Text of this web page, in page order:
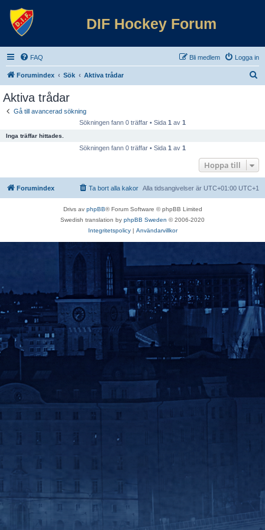
DIF Hockey Forum
FAQ Logga in
Bli medlem
Forumindex Sök Aktiva trådar
Aktiva trådar
Gå till avancerad sökning
Sökningen fann 0 träffar • Sida 1 av 1
Inga träffar hittades.
Sökningen fann 0 träffar • Sida 1 av 1
Hoppa till
Forumindex Alla tidsangivelser är UTC+01:00 UTC+1
Ta bort alla kakor
Drivs av phpBB® Forum Software © phpBB Limited
Swedish translation by phpBB Sweden © 2006-2020
Integritetspolicy| Användarvillkor